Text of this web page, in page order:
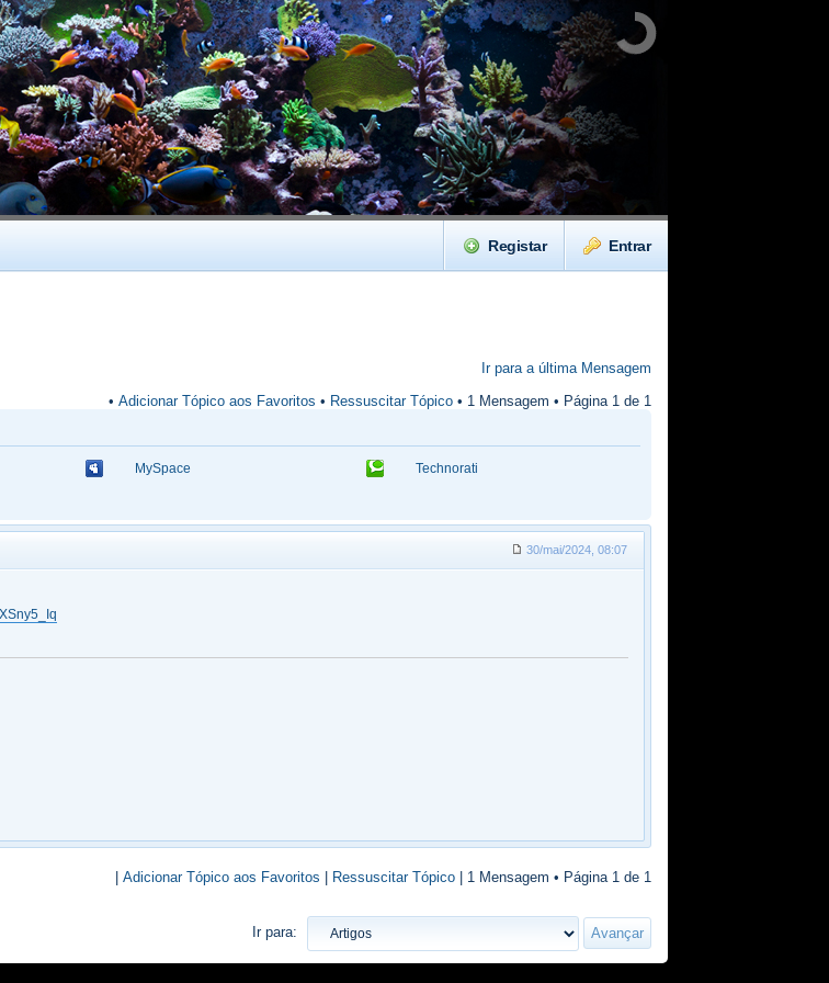
Entrar
Registar
Ir para a última Mensagem
• Adicionar Tópico aos Favoritos • Ressuscitar Tópico • 1 Mensagem • Página 1 de 1
MySpace Technorati
30/mai/2024, 08:07
Adicionar Tópico aos Favoritos Ressuscitar Tópico | 1 Mensagem • Página 1 de 1
Ir para: